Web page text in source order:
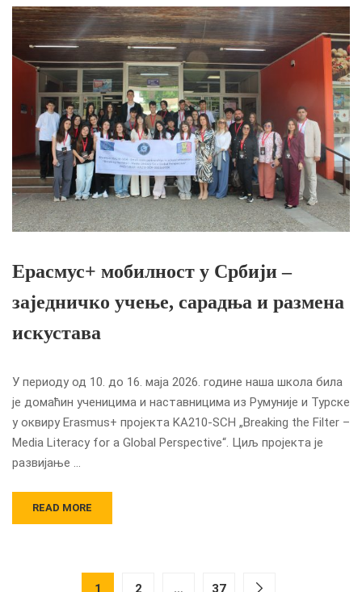
Ерасмус+ мобилност у Србији –
заједничко учење, сарадња и размена
искустава
У периоду од 10. до 16. маја 2026. године наша школа била
је домаћин ученицима и наставницима из Румуније и Турске
у оквиру Erasmus+ пројекта KA210-SCH „Breaking the Filter –
Media Literacy for a Global Perspective“. Циљ пројекта је
развијање …
READ MORE
1 2 … 37